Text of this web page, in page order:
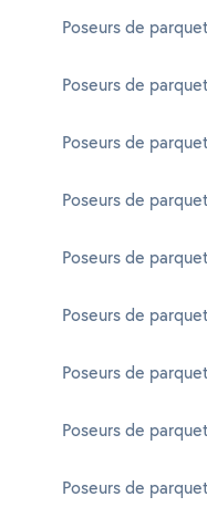
Poseurs de
Poseurs de
Poseurs de
Poseurs de
Poseurs de
Poseurs de
Poseurs de
Poseurs de
Poseurs de